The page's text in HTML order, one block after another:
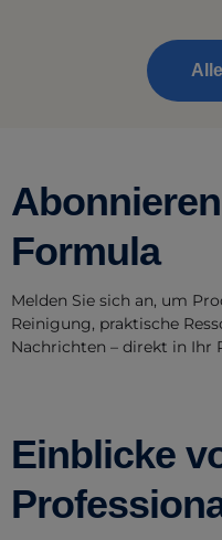
Formula
Melden Sie sich an, um
Reinigung, praktische
Nachrichten – direkt in Ihr
Einblicke